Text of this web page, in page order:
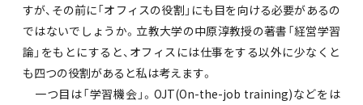
すが、その前に「オフィスの役割」にも目を向ける必要があるの
ではないでしょうか。立教大学の中原淳教授の著書「経営学習
論」をもとにすると、オフィスには仕事をする以外に少なくと
も四つの役割があると私は考えます。
一つ目は「学習機会」。OJT(On-the-job training)などをは